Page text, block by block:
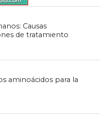
Causas
de tratamiento
aminoácidos para la